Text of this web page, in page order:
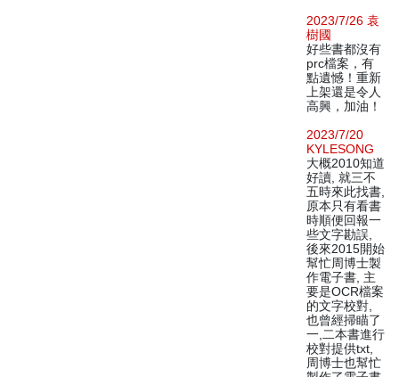
2023/7/26 袁
樹國
好些書都沒有
prc檔案，有
點遺憾！重新
上架還是令人
高興，加油！
2023/7/20
KYLESONG
大概2010知道
好讀, 就三不
五時來此找書,
原本只有看書
時順便回報一
些文字勘誤,
後來2015開始
幫忙周博士製
作電子書, 主
要是OCR檔案
的文字校對,
也曾經掃瞄了
一,二本書進行
校對提供txt,
周博士也幫忙